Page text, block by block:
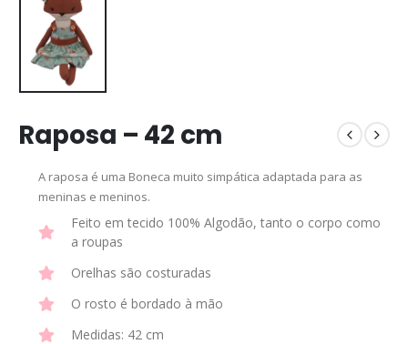
Raposa – 42 cm
A raposa é uma Boneca muito simpática adaptada para as
meninas e meninos.
Feito em tecido 100% Algodão, tanto o corpo como
a roupas
Orelhas são costuradas
O rosto é bordado à mão
Medidas: 42 cm